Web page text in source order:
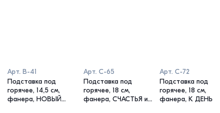
Арт. В-41
Подставка под
горячее, 14,5 см,
фанера, НОВЫЙ
Арт. С-65
Подставка под
горячее, 18 см,
фанера, СЧАСТЬЯ и
Арт. С-72
Подставка под
горячее, 18 см,
фанера, К